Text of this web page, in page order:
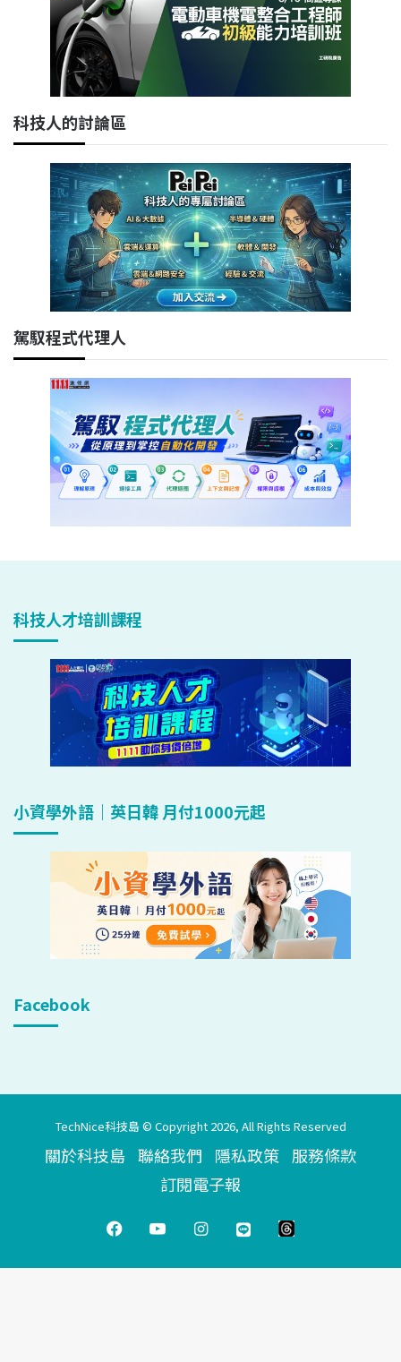
科技人的討論區
駕馭程式代理人
科技人才培訓課程
小資學外語｜英日韓 月付1000元起
Facebook
TechNice科技島 © Copyright 2026, All Rights Reserved
關於科技島 聯絡我們 隱私政策 服務條款
訂閱電子報